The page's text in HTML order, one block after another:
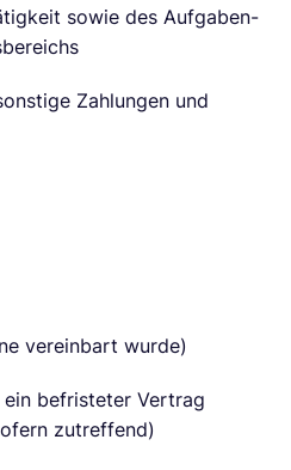
sowie des Aufgaben-
Zahlungen und
vereinbart wurde)
ein befristeter Vertrag
zutreffend)